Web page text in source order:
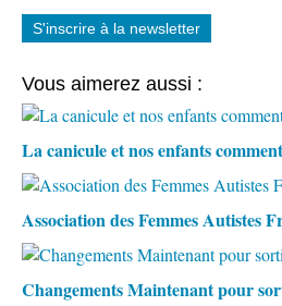
S'inscrire à la newsletter
Vous aimerez aussi :
La canicule et nos enfants
Association des Femmes Autistes
Changements Maintenant pour